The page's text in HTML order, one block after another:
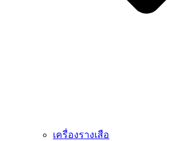
เครื่องรางเสือ